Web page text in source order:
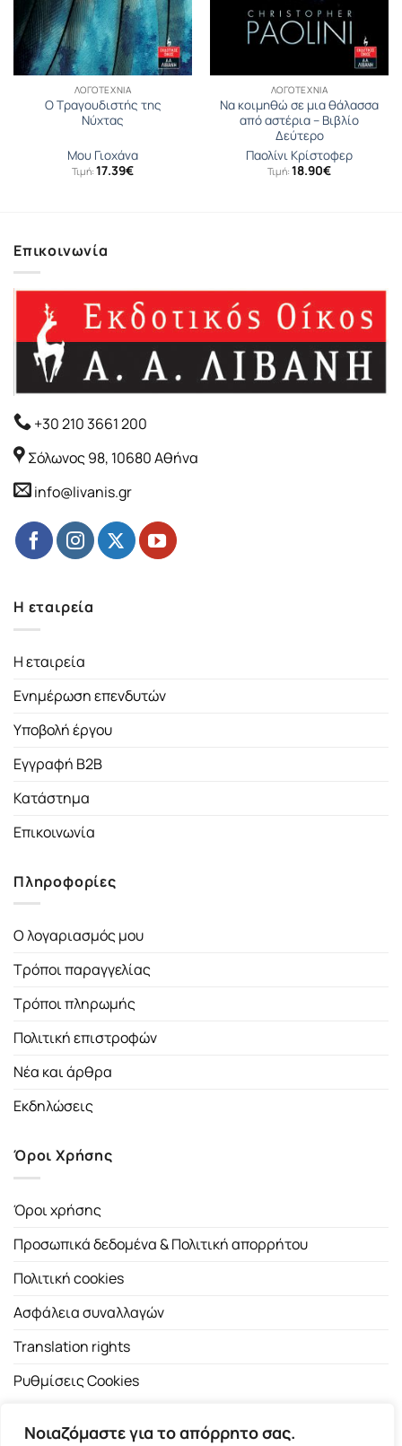
Νοιαζόμαστε για το απόρρητο σας.
ΛΟΓΟΤΕΧΝΊΑ
Ο Τραγουδιστής της
Νύχτας
Μου Γιοχάνα
Τιμή: 17.39€
ΛΟΓΟΤΕΧΝΊΑ
Να κοιμηθώ σε μια θάλασσα
από αστέρια – Βιβλίο
Δεύτερο
Παολίνι Κρίστοφερ
Τιμή: 18.90€
Επικοινωνία
+30 210 3661 200
Σόλωνος 98, 10680 Αθήνα
info@livanis.gr
Η εταιρεία
Η εταιρεία
Ενημέρωση επενδυτών
Υποβολή έργου
Εγγραφή B2B
Κατάστημα
Επικοινωνία
Πληροφορίες
Ο λογαριασμός μου
Τρόποι παραγγελίας
Τρόποι πληρωμής
Πολιτική επιστροφών
Νέα και άρθρα
Εκδηλώσεις
Όροι Χρήσης
Όροι χρήσης
Προσωπικά δεδομένα & Πολιτική απορρήτου
Πολιτική cookies
Ασφάλεια συναλλαγών
Translation rights
Ρυθμίσεις Cookies